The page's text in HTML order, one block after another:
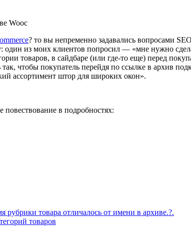
? то вы непременно задавались вопросами
из моих клиентов попросил — «мне нужно
товаров, в сайдбаре (или где-то еще) перед
чтобы покупатель перейдя по ссылке в архив
ассортимент штор для широких окон».
в подробностях:
товара отличалось от имени в архиве.?.
товаров